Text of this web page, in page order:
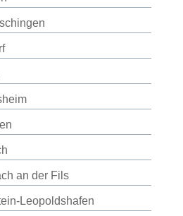
an der Fils
Leopoldshafen